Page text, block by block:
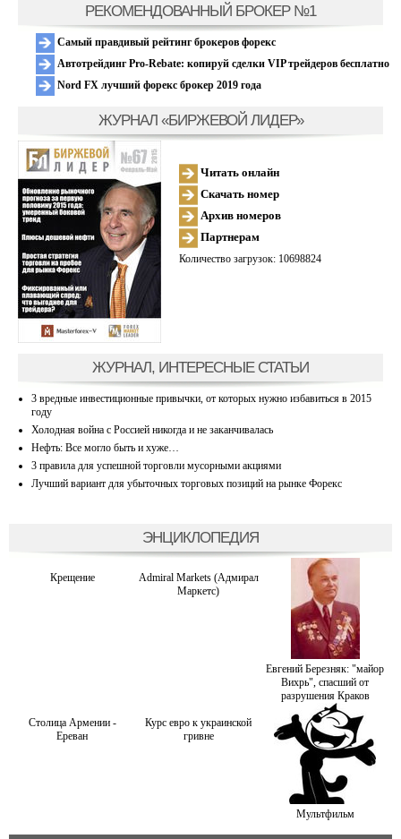
РЕКОМЕНДОВАННЫЙ БРОКЕР №1
Самый правдивый рейтинг брокеров форекс
Автотрейдинг Pro-Rebate: копируй сделки VIP трейдеров бесплатно
Nord FX лучший форекс брокер 2019 года
ЖУРНАЛ «БИРЖЕВОЙ ЛИДЕР»
Читать онлайн
Скачать номер
Архив номеров
Партнерам
Количество загрузок: 10698824
ЖУРНАЛ, ИНТЕРЕСНЫЕ СТАТЬИ
3 вредные инвестиционные привычки, от которых нужно избавиться в 2015
году
Холодная война с Россией никогда и не заканчивалась
Нефть: Все могло быть и хуже…
3 правила для успешной торговли мусорными акциями
Лучший вариант для убыточных торговых позиций на рынке Форекс
ЭНЦИКЛОПЕДИЯ
Крещение
Admiral Markets (Адмирал
Маркетс)
Евгений Березняк: "майор
Вихрь", спасший от
разрушения Краков
Столица Армении -
Ереван
Курс евро к украинской
гривне
Мультфильм